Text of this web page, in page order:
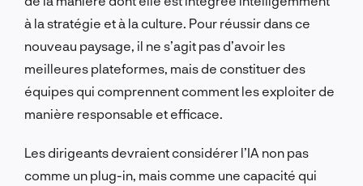
à la stratégie et à la culture. Pour réussir dans ce
nouveau paysage, il ne s’agit pas d’avoir les
meilleures plateformes, mais de constituer des
équipes qui comprennent comment les exploiter de
manière responsable et efficace.
Les dirigeants devraient considérer l’IA non pas
comme un plug-in, mais comme une capacité qui